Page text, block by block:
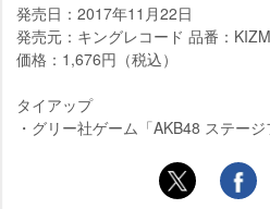
発売日：2017年11月22日
発売元：キングレコード 品番：
価格：1,676円（税込）
タイアップ
・グリー社ゲーム「AKB48 ステー